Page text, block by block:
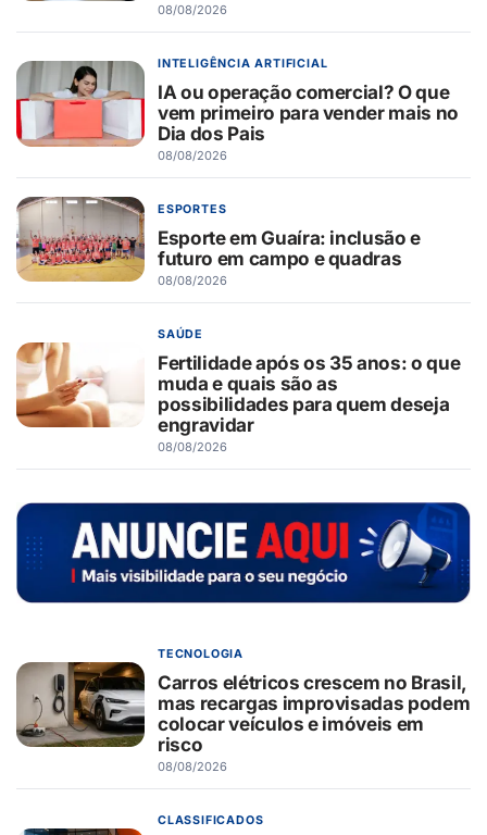
08/08/2026
INTELIGÊNCIA ARTIFICIAL
IA ou operação comercial? O que
vem primeiro para vender mais no
Dia dos Pais
08/08/2026
ESPORTES
Esporte em Guaíra: inclusão e
futuro em campo e quadras
08/08/2026
SAÚDE
Fertilidade após os 35 anos: o que
muda e quais são as
possibilidades para quem deseja
engravidar
08/08/2026
TECNOLOGIA
Carros elétricos crescem no Brasil,
mas recargas improvisadas podem
colocar veículos e imóveis em
risco
08/08/2026
CLASSIFICADOS